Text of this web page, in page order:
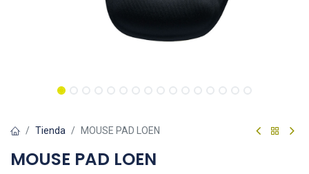
Tienda MOUSE PAD LOEN
MOUSE PAD LOEN